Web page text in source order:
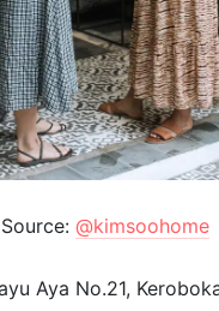
Source: @kimsoohome
Aya No.21,